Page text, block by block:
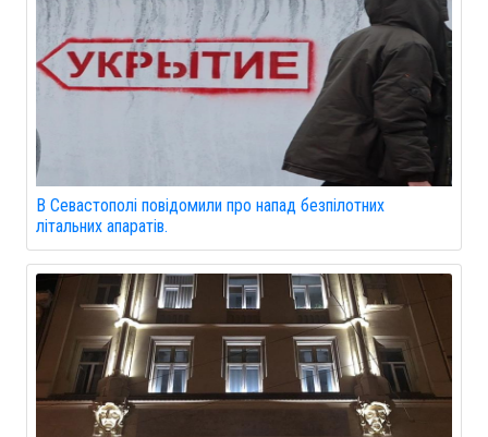
В Севастополі повідомили про напад безпілотних
літальних апаратів.